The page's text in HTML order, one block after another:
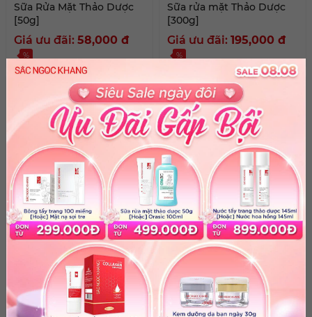
Sữa Rửa Mặt Thảo Dược
[50g]
Giá ưu đãi: 58,000 đ
%
Giá niêm yết: Liên hệ
Sữa rửa mặt Thảo Dược
[300g]
Giá ưu đãi: 195,000 đ
%
Giá niêm yết: Liên hệ
Sữa rửa mặt Thảo Dược
[100g]
Giá ưu đãi:85,000đ
Giá niêm yết: Liên hệ
Sữa rửa mặt Thảo Dược
[30g]
Giá niêm yết: 45,000
đ